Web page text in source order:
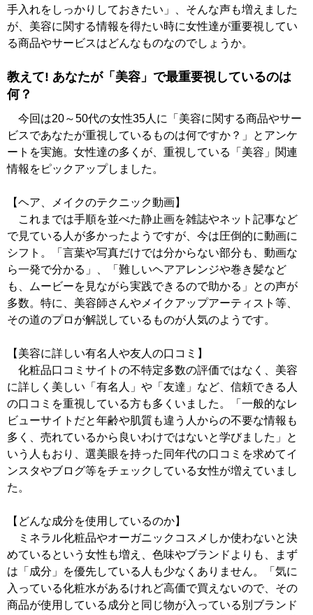
手入れをしっかりしておきたい」、そんな声も増えました
が、美容に関する情報を得たい時に女性達が重要視してい
る商品やサービスはどんなものなのでしょうか。
教えて! あなたが「美容」で最重要視しているのは
何？
今回は20～50代の女性35人に「美容に関する商品やサー
ビスであなたが重視しているものは何ですか？」とアンケ
ートを実施。女性達の多くが、重視している「美容」関連
情報をピックアップしました。
【ヘア、メイクのテクニック動画】
これまでは手順を並べた静止画を雑誌やネット記事など
で見ている人が多かったようですが、今は圧倒的に動画に
シフト。「言葉や写真だけでは分からない部分も、動画な
ら一発で分かる」、「難しいヘアアレンジや巻き髪など
も、ムービーを見ながら実践できるので助かる」との声が
多数。特に、美容師さんやメイクアップアーティスト等、
その道のプロが解説しているものが人気のようです。
【美容に詳しい有名人や友人の口コミ】
化粧品口コミサイトの不特定多数の評価ではなく、美容
に詳しく美しい「有名人」や「友達」など、信頼できる人
の口コミを重視している方も多くいました。「一般的なレ
ビューサイトだと年齢や肌質も違う人からの不要な情報も
多く、売れているから良いわけではないと学びました」と
いう人もおり、選美眼を持った同年代の口コミを求めてイ
ンスタやブログ等をチェックしている女性が増えていまし
た。
【どんな成分を使用しているのか】
ミネラル化粧品やオーガニックコスメしか使わないと決
めているという女性も増え、色味やブランドよりも、まず
は「成分」を優先している人も少なくありません。「気に
入っている化粧水があるけれど高価で買えないので、その
商品が使用している成分と同じ物が入っている別ブランド